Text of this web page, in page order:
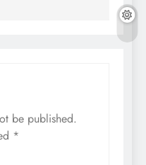
be published.
*